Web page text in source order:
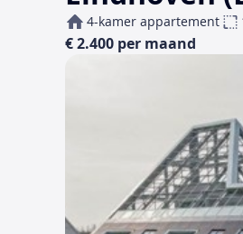
4-kamer appartement
€ 2.400 per maand